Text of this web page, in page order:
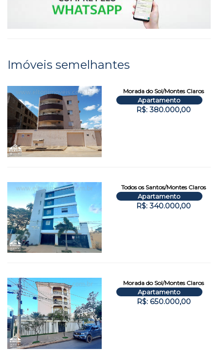
Imóveis semelhantes
Morada do Sol/Montes Claros
Apartamento
R$: 380.000,00
Todos os Santos/Montes Claros
Apartamento
R$: 340.000,00
Morada do Sol/Montes Claros
Apartamento
R$: 650.000,00